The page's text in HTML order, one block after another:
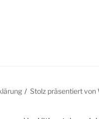
Stolz präsentiert von